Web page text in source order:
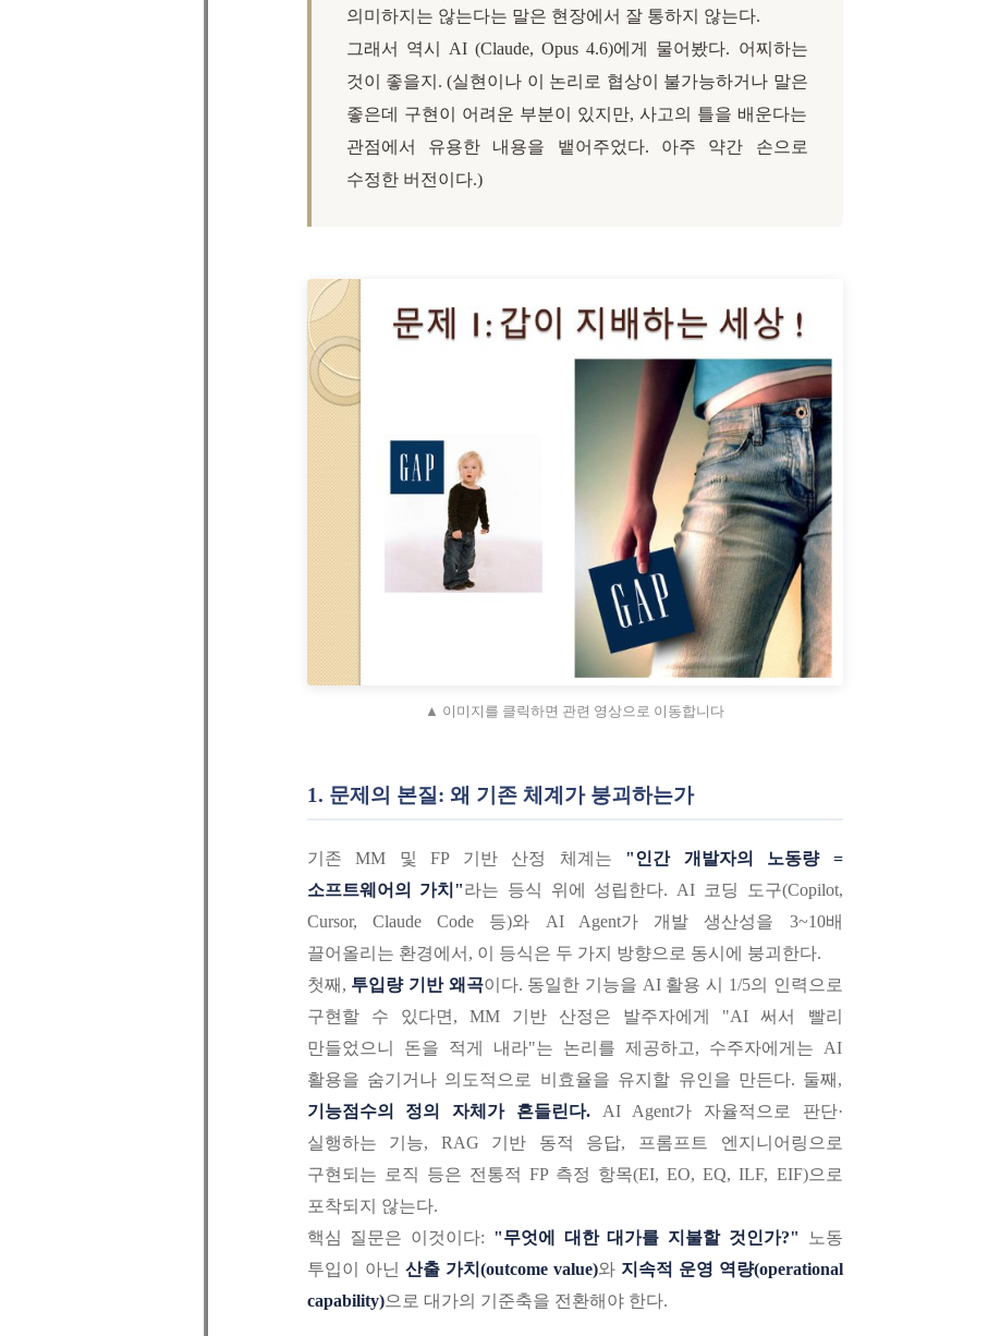
의미하지는 않는다는 말은 현장에서 잘 통하지 않는다.
그래서 역시 AI (Claude, Opus 4.6)에게 물어봤다. 어찌하는
것이 좋을지. (실현이나 이 논리로 협상이 불가능하거나 말은
좋은데 구현이 어려운 부분이 있지만, 사고의 틀을 배운다는
관점에서 유용한 내용을 뱉어주었다. 아주 약간 손으로
수정한 버전이다.)
▲ 이미지를 클릭하면 관련 영상으로 이동합니다
1. 문제의 본질: 왜 기존 체계가 붕괴하는가
기존 MM 및 FP 기반 산정 체계는 "인간 개발자의 노동량 =
소프트웨어의 가치"라는 등식 위에 성립한다. AI 코딩 도구(Copilot,
Cursor, Claude Code 등)와 AI Agent가 개발 생산성을 3~10배
끌어올리는 환경에서, 이 등식은 두 가지 방향으로 동시에 붕괴한다.
첫째, 투입량 기반 왜곡이다. 동일한 기능을 AI 활용 시 1/5의 인력으로
구현할 수 있다면, MM 기반 산정은 발주자에게 "AI 써서 빨리
만들었으니 돈을 적게 내라"는 논리를 제공하고, 수주자에게는 AI
활용을 숨기거나 의도적으로 비효율을 유지할 유인을 만든다. 둘째,
기능점수의 정의 자체가 흔들린다. AI Agent가 자율적으로 판단·
실행하는 기능, RAG 기반 동적 응답, 프롬프트 엔지니어링으로
구현되는 로직 등은 전통적 FP 측정 항목(EI, EO, EQ, ILF, EIF)으로
포착되지 않는다.
핵심 질문은 이것이다: "무엇에 대한 대가를 지불할 것인가?"
노동
투입이 아닌 산출 가치(outcome value)와 지속적 운영 역량(operational
capability)으로 대가의 기준축을 전환해야 한다.